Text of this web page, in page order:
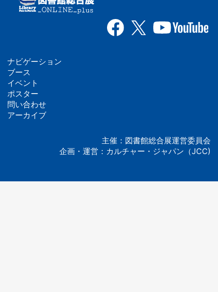
フ
ッ
タ
ナビゲーション
ブース
イベント
ポスター
問い合わせ
アーカイブ
主催：図書館総合展運営委員会
企画・運営：カルチャー・ジャパン（JCC)